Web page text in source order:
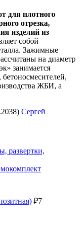
для плотного
отрезка,
изделий из
собой
Зажимные
на диаметр
занимается
ЖБИ, а
Сергей
развертки,
₽7